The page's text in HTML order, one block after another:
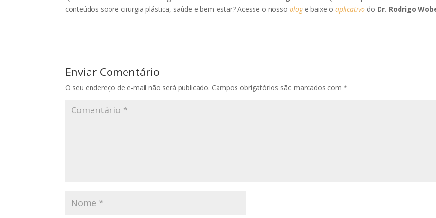
conteúdos sobre cirurgia plástica, saúde e bem-estar? Acesse o nossobloge baixe oaplicativo do Dr. Rodrigo
Enviar Comentário
O seu endereço de e-mail não será publicado. Campos obrigatórios são marcados com*